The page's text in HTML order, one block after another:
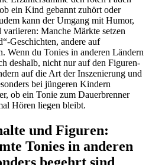
ein Kind gebannt zuhört oder
kann der Umgang mit Humor,
Manche Märkte setzen
Geschichten, andere auf
Wenn du Tonies in anderen Ländern
deshalb, nicht nur auf den Figuren-
auf die Art der Inszenierung und
bei jüngeren Kindern
ob ein Tonie zum Dauerbrenner
Hören liegen bleibt.
und Figuren:
Tonies in anderen